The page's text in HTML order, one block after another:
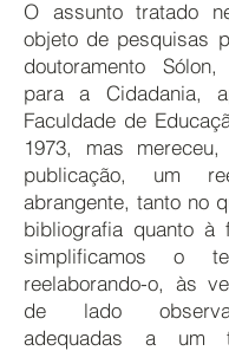
O assunto tratado
objeto de pesquisas
doutoramento
para a Cidadania,
Faculdade de
1973, mas
publicação, um
abrangente, tanto no
bibliografia quanto à
simplificamos o
reelaborando-o, às
de lado
adequadas a um